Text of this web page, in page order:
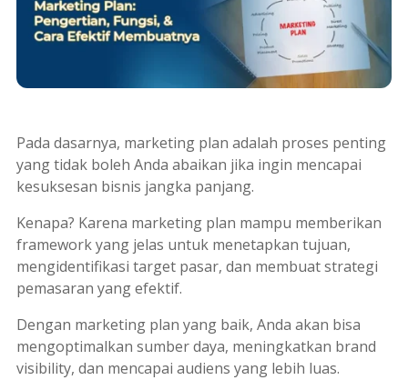
Pada dasarnya, marketing plan adalah proses penting
yang tidak boleh Anda abaikan jika ingin mencapai
kesuksesan bisnis jangka panjang.
Kenapa? Karena marketing plan mampu memberikan
frameworkyang jelas untuk menetapkan tujuan,
mengidentifikasi target pasar, dan membuat strategi
pemasaran yang efektif.
Dengan marketing plan yang baik, Anda akan bisa
mengoptimalkan sumber daya, meningkatkan brand
visibility, dan mencapai audiens yang lebih luas.